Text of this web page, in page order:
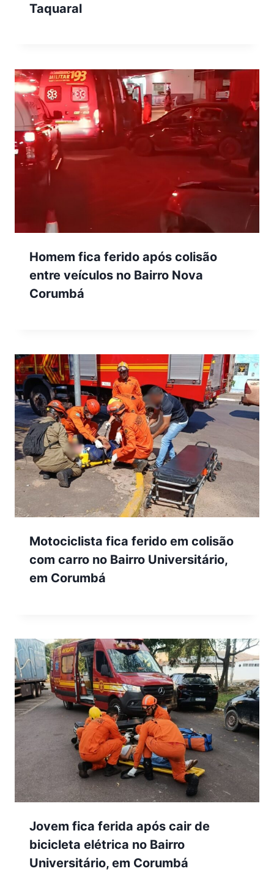
Taquaral
Homem fica ferido após colisão
entre veículos no Bairro Nova
Corumbá
Motociclista fica ferido em colisão
com carro no Bairro Universitário,
em Corumbá
Jovem fica ferida após cair de
bicicleta elétrica no Bairro
Universitário, em Corumbá